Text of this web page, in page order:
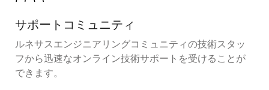
サポートコミュニティ
ルネサスエンジニアリングコミュニティの技術スタッ
フから迅速なオンライン技術サポートを受けることが
できます。